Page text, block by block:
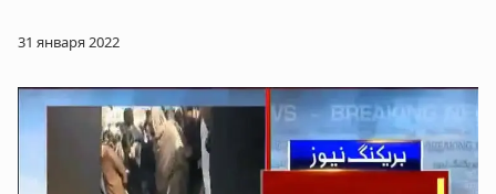
31 января 2022